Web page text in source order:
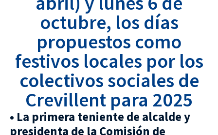
octubre, los días
propuestos como
festivos locales por los
colectivos sociales de
Crevillent para 2025
• La primera teniente de alcalde y
presidenta de la Comisión de